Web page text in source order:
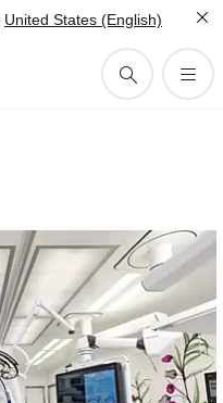
United States (English)